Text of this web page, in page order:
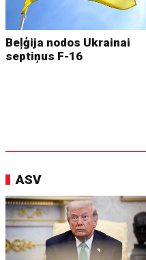
Beļģija nodos Ukrainai
septiņus F-16
ASV